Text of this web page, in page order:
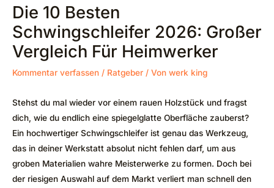
Die 10 Besten
Schwingschleifer 2026: Großer
Vergleich Für Heimwerker
Kommentar verfassen / Ratgeber / Von werk king
Stehst du mal wieder vor einem rauen Holzstück und fragst
dich, wie du endlich eine spiegelglatte Oberfläche zauberst?
Ein hochwertiger Schwingschleifer ist genau das Werkzeug,
das in deiner Werkstatt absolut nicht fehlen darf, um aus
groben Materialien wahre Meisterwerke zu formen. Doch bei
der riesigen Auswahl auf dem Markt verliert man schnell den